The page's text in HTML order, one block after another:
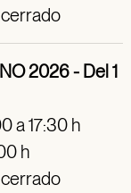
2026 - Del 1
a 17:30 h
h